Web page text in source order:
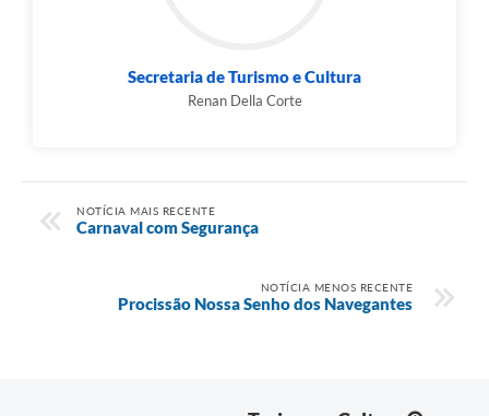
Secretaria de Turismo e Cultura
Renan Della Corte
NOTÍCIA MAIS RECENTE
Carnaval com Segurança
NOTÍCIA MENOS RECENTE
Procissão Nossa Senho dos Navegantes